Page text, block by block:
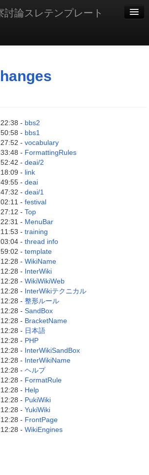
論スレテンプレート
- bbs2
- bbs1
- vocabulary
- FormattingRules
- deai/2
- link
- deai
- deai/1
- festival
- Top
- MenuBar
- training
- thread info
- template
- WikiName
- InterWiki
- WikiWikiWeb
- InterWikiテクニカル
- 整形ルール
- SandBox
- BracketName
- 日本語
- PHP
- InterWikiSandBox
- InterWikiName
- ヘルプ
- FormatRule
- Help
- PukiWiki
- YukiWiki
- FrontPage
- WikiEngines